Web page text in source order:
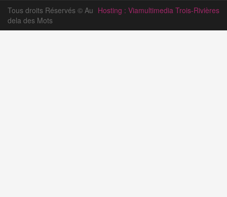
Hosting : Viamultimedia Trois-Rivières
Tous droits Réservés © Au
dela des Mots